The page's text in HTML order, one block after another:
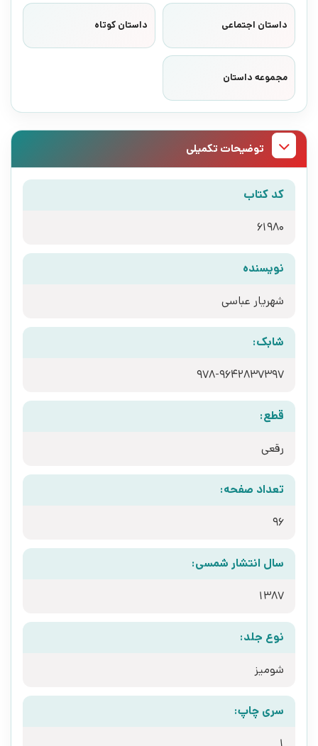
داستان اجتماعی داستان کوتاه
مجموعه داستان
توضیحات تکمیلی
کد کتاب
61980
نویسنده
شهریار عباسی
شابک:
978-9642837397
قطع:
رقعی
تعداد صفحه:
96
سال انتشار شمسی:
1387
نوع جلد:
شومیز
سری چاپ: